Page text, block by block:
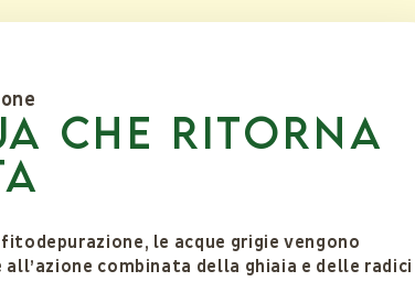
che ritorna
le acque grigie vengono
combinata della ghiaia e delle radici